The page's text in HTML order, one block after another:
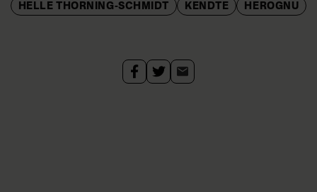
HELLE THORNING-SCHMIDT KENDTE HEROGNU